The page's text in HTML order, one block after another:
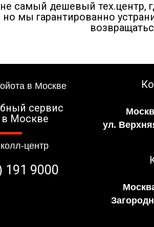
самый дешевый тех.центр,
мы гарантированно
сервис
в Москве
центр
191 9000
ул.